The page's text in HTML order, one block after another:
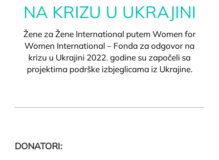
NA KRIZU U UKRAJINI
Žene za Žene International putem Women for
Women International – Fonda za odgovor na
krizu u Ukrajini 2022. godine su započeli sa
projektima podrške izbjeglicama iz Ukrajine.
DONATORI: